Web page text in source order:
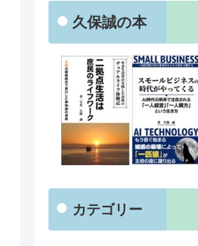
久保誠の本
カテゴリー